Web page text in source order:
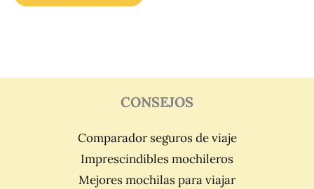
CONSEJOS
Comparador seguros de viaje
Imprescindibles mochileros
Mejores mochilas para viajar